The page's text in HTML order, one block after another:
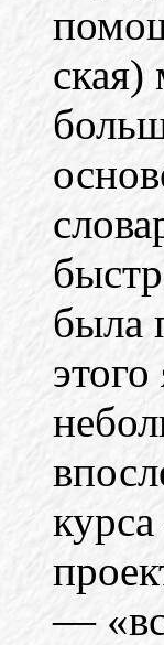
ская)
была
—